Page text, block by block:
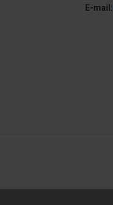
E-mail: